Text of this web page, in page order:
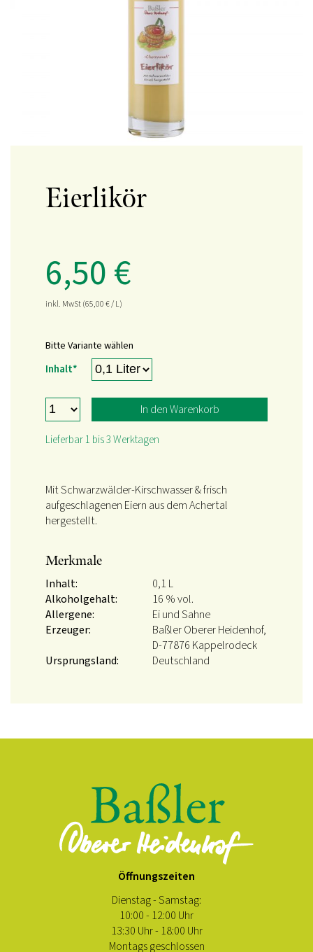
Eierlikör
6,50€
inkl. MwSt(65,00€/ L)
Bitte Variante wählen
Pflichtfeld
Inhalt*
In den Warenkorb
Lieferbar 1 bis 3 Werktagen
Mit Schwarzwälder-Kirschwasser & frisch
aufgeschlagenen Eiern aus dem Achertal
hergestellt.
Merkmale
Inhalt:
0,1 L
Alkoholgehalt:
16 % vol.
Allergene:
Ei und Sahne
Erzeuger:
Baßler Oberer Heidenhof,
D-77876 Kappelrodeck
Ursprungsland:
Deutschland
Öffnungszeiten
Dienstag - Samstag:
10:00 - 12:00 Uhr
13:30 Uhr - 18:00 Uhr
Montags geschlossen